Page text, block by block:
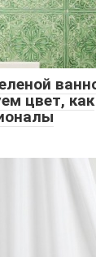
цвет, как